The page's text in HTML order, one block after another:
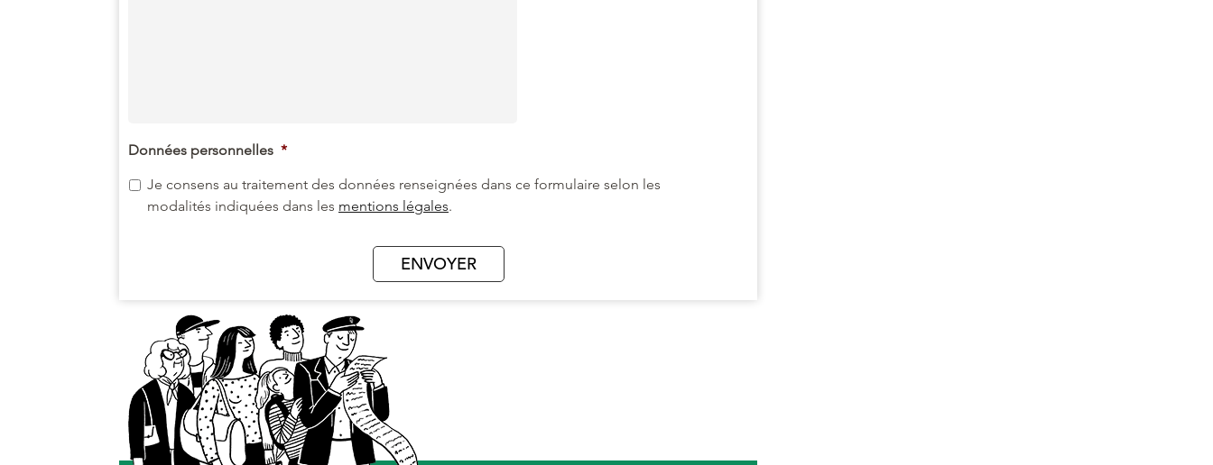
Données personnelles *
Je consens au traitement des données renseignées dans ce formulaire selon les
modalités indiquées dans les mentions légales.